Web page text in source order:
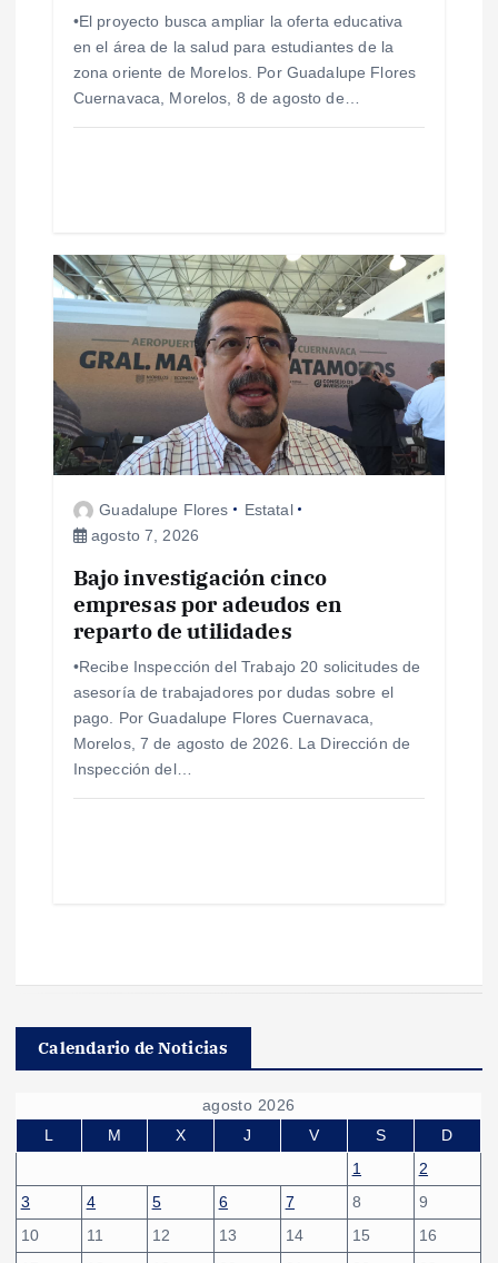
s
•El proyecto busca ampliar la oferta educativa
en el área de la salud para estudiantes de la
zona oriente de Morelos. Por Guadalupe Flores
Cuernavaca, Morelos, 8 de agosto de…
Guadalupe Flores
Estatal
agosto 7, 2026
Bajo investigación cinco
empresas por adeudos en
reparto de utilidades
•Recibe Inspección del Trabajo 20 solicitudes de
asesoría de trabajadores por dudas sobre el
pago. Por Guadalupe Flores Cuernavaca,
Morelos, 7 de agosto de 2026. La Dirección de
Inspección del…
Calendario de Noticias
agosto 2026
L
M X J V S
D
1
2
3
4 5 6 7 8
9
10
11 12 13 14 15
16